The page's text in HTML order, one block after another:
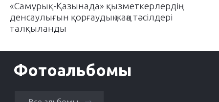
«Самұрық-Қазынада» қызметкерлердің
денсаулығын қорғаудың жаңа тәсілдері
талқыланды
Фотоальбомы